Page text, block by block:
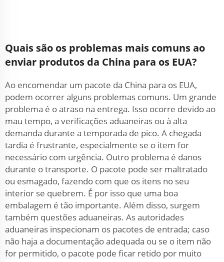
Quais são os problemas mais comuns ao
enviar produtos da China para os EUA?
Ao encomendar um pacote da China para os EUA,
podem ocorrer alguns problemas comuns. Um grande
problema é o atraso na entrega. Isso ocorre devido ao
mau tempo, a verificações aduaneiras ou à alta
demanda durante a temporada de pico. A chegada
tardia é frustrante, especialmente se o item for
necessário com urgência. Outro problema é danos
durante o transporte. O pacote pode ser maltratado
ou esmagado, fazendo com que os itens no seu
interior se quebrem. É por isso que uma boa
embalagem é tão importante. Além disso, surgem
também questões aduaneiras. As autoridades
aduaneiras inspecionam os pacotes de entrada; caso
não haja a documentação adequada ou se o item não
for permitido, o pacote pode ficar retido por muito